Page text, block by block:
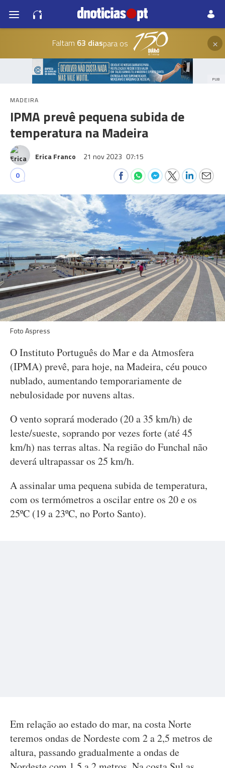
Faltam 63 diaspara os ×
PUB
MADEIRA
IPMA prevê pequena subida de
temperatura na Madeira
Erica Franco 21 nov 2023 07:15
0
Foto Aspress
O Instituto Português do Mar e da Atmosfera
(IPMA) prevê, para hoje, na Madeira, céu pouco
nublado, aumentando temporariamente de
nebulosidade por nuvens altas.
O vento soprará moderado (20 a 35 km/h) de
leste/sueste, soprando por vezes forte (até 45
km/h) nas terras altas. Na região do Funchal não
deverá ultrapassar os 25 km/h.
A assinalar uma pequena subida de temperatura,
com os termómetros a oscilar entre os 20 e os
25ºC (19 a 23ºC, no Porto Santo).
Em relação ao estado do mar, na costa Norte
teremos ondas de Nordeste com 2 a 2,5 metros de
altura, passando gradualmente a ondas de